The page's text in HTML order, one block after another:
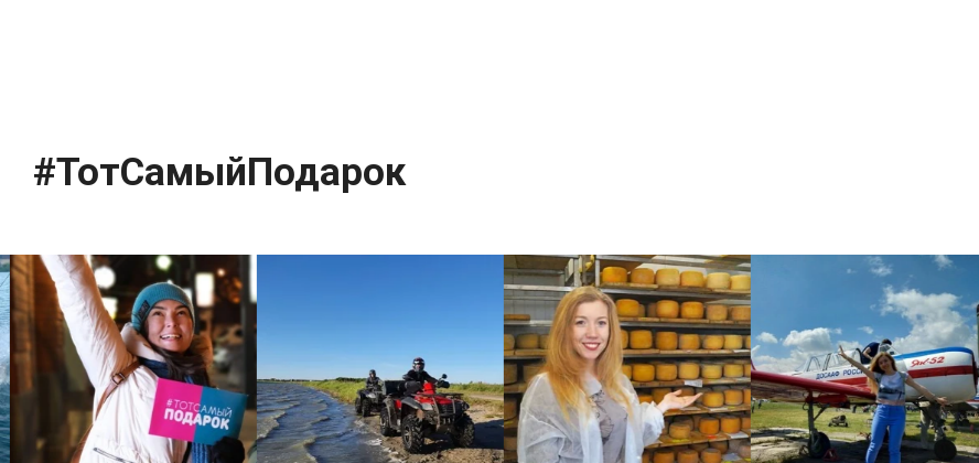
#ТотСамыйПодарок